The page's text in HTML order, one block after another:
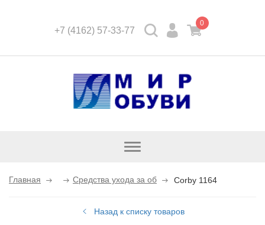
+7 (4162) 57-33-77
0
Открыть
Главная Средства ухода за об Corby 1164
Назад к списку товаров